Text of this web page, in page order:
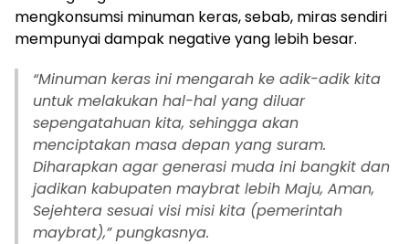
mengkonsumsi minuman keras, sebab, miras sendiri
mempunyai dampak negative yang lebih besar.
“Minuman keras ini mengarah ke adik-adik kita
untuk melakukan hal-hal yang diluar
sepengatahuan kita, sehingga akan
menciptakan masa depan yang suram.
Diharapkan agar generasi muda ini bangkit dan
jadikan kabupaten maybrat lebih Maju, Aman,
Sejehtera sesuai visi misi kita (pemerintah
maybrat),” pungkasnya.